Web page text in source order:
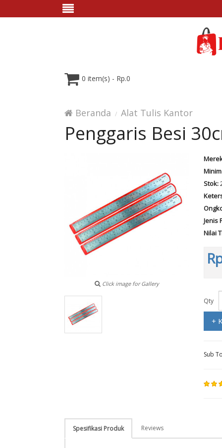
0 item(s) - Rp.0
Beranda Alat Tulis Kantor
Penggaris Besi
Click image for Gallery
Stok:
Jenis
Nilai
Qty
+
Sub
Spesifikasi Produk Reviews